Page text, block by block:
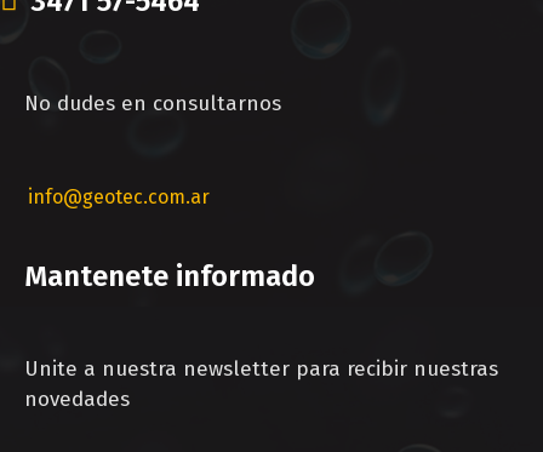
No dudes en consultarnos
info@geotec.com.ar
Mantenete informado
Unite a nuestra newsletter para recibir nuestras
novedades